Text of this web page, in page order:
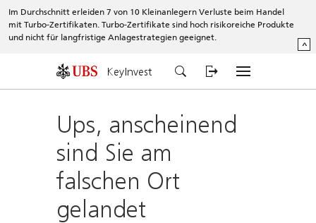
Im Durchschnitt erleiden 7 von 10 Kleinanlegern Verluste beim Handel
mit Turbo-Zertifikaten. Turbo-Zertifikate sind hoch risikoreiche Produkte
und nicht für langfristige Anlagestrategien geeignet.
^
KeyInvest
Ups, anscheinend
sind Sie am
falschen Ort
gelandet